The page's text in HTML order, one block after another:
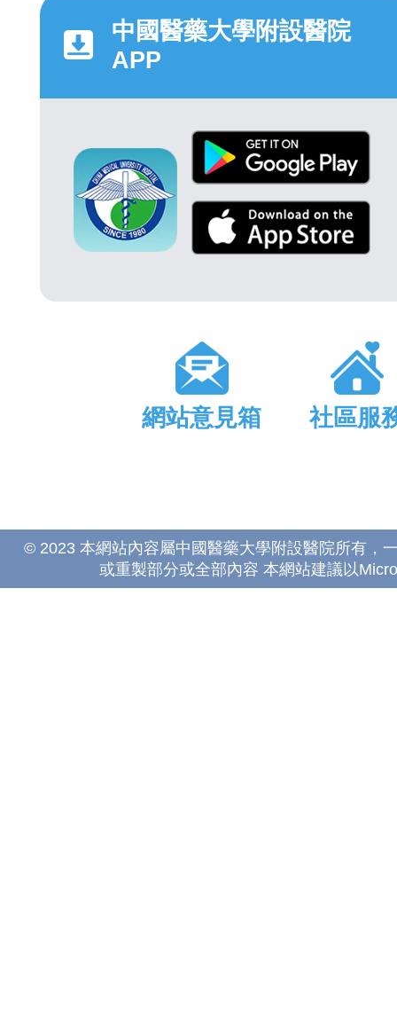
中國醫藥大學附設醫院
APP
網站意見箱 社區服
© 2023 本網站內容屬中國醫藥大學附設醫院所有，
或重製部分或全部內容 本網站建議以